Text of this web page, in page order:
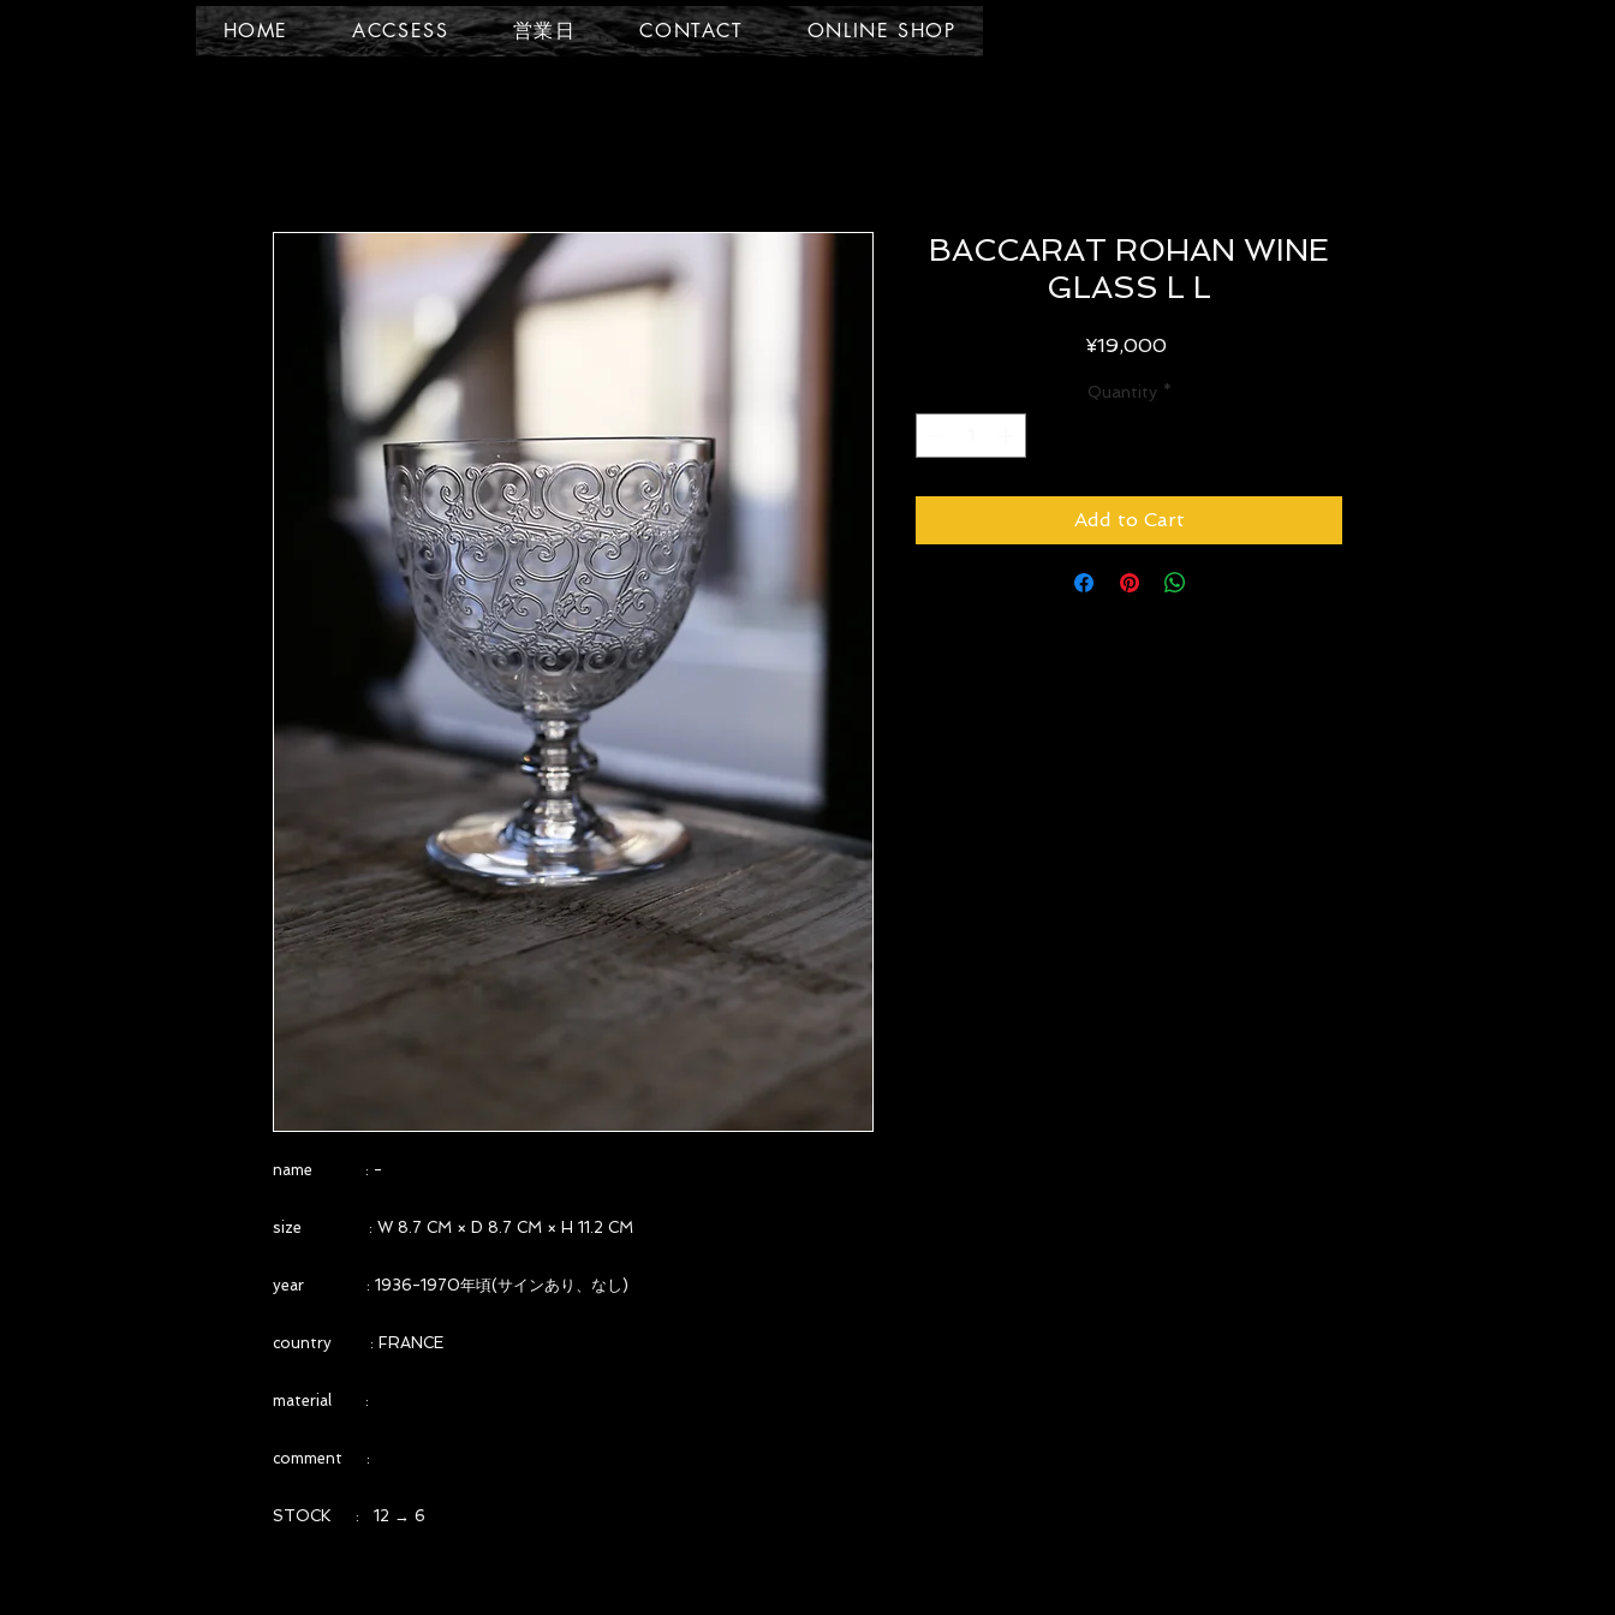
HOME ACCSESS 営業日 CONTACT ONLINE SHOP
name : -
size : W 8.7 CM × D 8.7 CM × H 11.2 CM
year : 1936-1970年頃(サインあり、なし)
country : FRANCE
material :
comment :
STOCK : 12 → 6
BACCARAT ROHAN WINE
GLASS L L
¥19,000Price
Quantity *
Add to Cart